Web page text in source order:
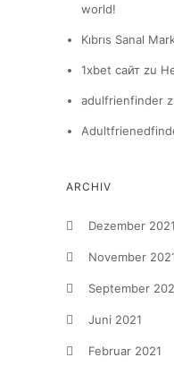
world!
Kıbrıs Sanal
1xbet сайтzu
adulfrienfinder
ARCHIV
Dezember 2021
November
September
Juni 2021
Februar 2021